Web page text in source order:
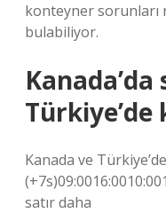
konteyner sorunları
bulabiliyor.
Türkiye’de
Kanada ve
satır daha